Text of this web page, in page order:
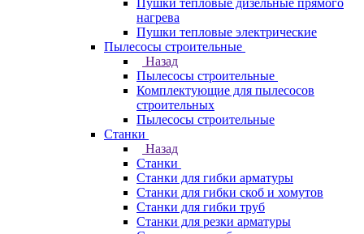
Пушки тепловые дизельные прямого
нагрева
Пушки тепловые электрические
Пылесосы строительные
Назад
Пылесосы строительные
Комплектующие для пылесосов
строительных
Пылесосы строительные
Станки
Назад
Станки
Станки для гибки арматуры
Станки для гибки скоб и хомутов
Станки для гибки труб
Станки для резки арматуры